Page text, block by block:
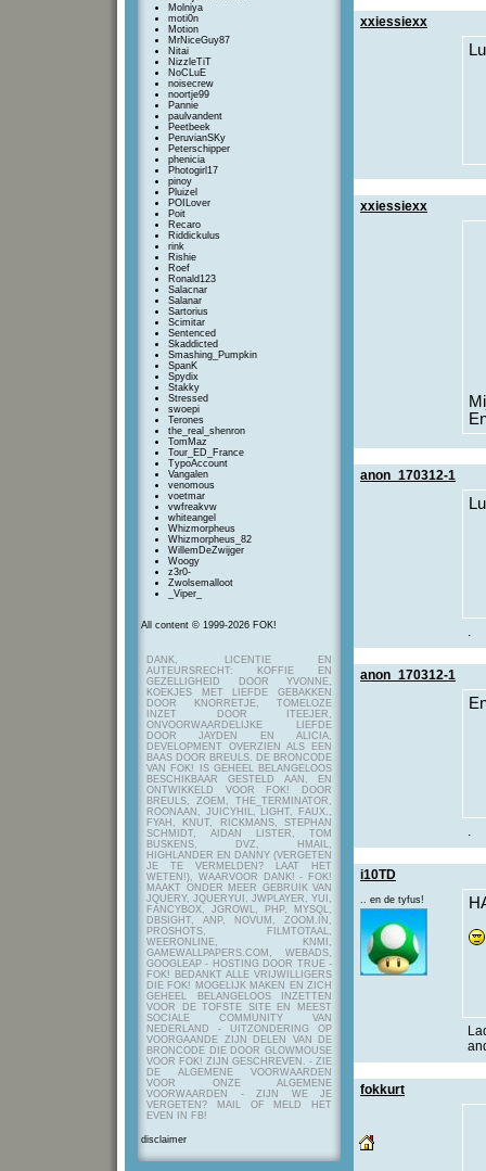
Molniya
moti0n
Motion
MrNiceGuy87
Nitai
NizzleTiT
NoCLuE
noisecrew
noortje99
Pannie
paulvandent
Peetbeek
PeruvianSKy
Peterschipper
phenicia
Photogirl17
pinoy
Pluizel
POILover
Poit
Recaro
Riddickulus
rink
Rishie
Roef
Ronald123
Salacnar
Salanar
Sartorius
Scimitar
Sentenced
Skaddicted
Smashing_Pumpkin
SpanK
Spydix
Stakky
Stressed
swoepi
Terones
the_real_shenron
TomMaz
Tour_ED_France
TypoAccount
Vangalen
venomous
voetmar
vwfreakvw
whiteangel
Whizmorpheus
Whizmorpheus_82
WillemDeZwijger
Woogy
z3r0-
Zwolsemalloot
_Viper_
All content © 1999-2026 FOK!
DANK, LICENTIE EN
AUTEURSRECHT: KOFFIE EN
GEZELLIGHEID DOOR YVONNE,
KOEKJES MET LIEFDE GEBAKKEN
DOOR KNORRETJE, TOMELOZE
INZET DOOR ITEEJER,
ONVOORWAARDELIJKE LIEFDE
DOOR JAYDEN EN ALICIA,
DEVELOPMENT OVERZIEN ALS EEN
BAAS DOOR BREULS. DE BRONCODE
VAN FOK! IS GEHEEL BELANGELOOS
BESCHIKBAAR GESTELD AAN, EN
ONTWIKKELD VOOR FOK! DOOR
BREULS, ZOEM, THE_TERMINATOR,
ROONAAN, JUICYHIL, LIGHT, FAUX.,
FYAH, KNUT, RICKMANS, STEPHAN
SCHMIDT, AIDAN LISTER, TOM
BUSKENS, DVZ, HMAIL,
HIGHLANDER EN DANNY (VERGETEN
JE TE VERMELDEN? LAAT HET
WETEN!), WAARVOOR DANK! - FOK!
MAAKT ONDER MEER GEBRUIK VAN
JQUERY, JQUERYUI, JWPLAYER, YUI,
FANCYBOX, JGROWL, PHP, MYSQL,
DBSIGHT, ANP, NOVUM, ZOOM.IN,
PROSHOTS, FILMTOTAAL,
WEERONLINE, KNMI,
GAMEWALLPAPERS.COM, WEBADS,
GOOGLEAP - HOSTING DOOR TRUE -
FOK! BEDANKT ALLE VRIJWILLIGERS
DIE FOK! MOGELIJK MAKEN EN ZICH
GEHEEL BELANGELOOS INZETTEN
VOOR DE TOFSTE SITE EN MEEST
SOCIALE COMMUNITY VAN
NEDERLAND - UITZONDERING OP
VOORGAANDE ZIJN DELEN VAN DE
BRONCODE DIE DOOR GLOWMOUSE
VOOR FOK! ZIJN GESCHREVEN. - ZIE
DE ALGEMENE VOORWAARDEN
VOOR ONZE ALGEMENE
VOORWAARDEN - ZIJN WE JE
VERGETEN? MAIL OF MELD HET
EVEN IN FB!
disclaimer
xxiessiexx
xxiessiexx
anon_170312-1
.
anon_170312-1
.
i10TD
.. en de tyfus!
fokkurt